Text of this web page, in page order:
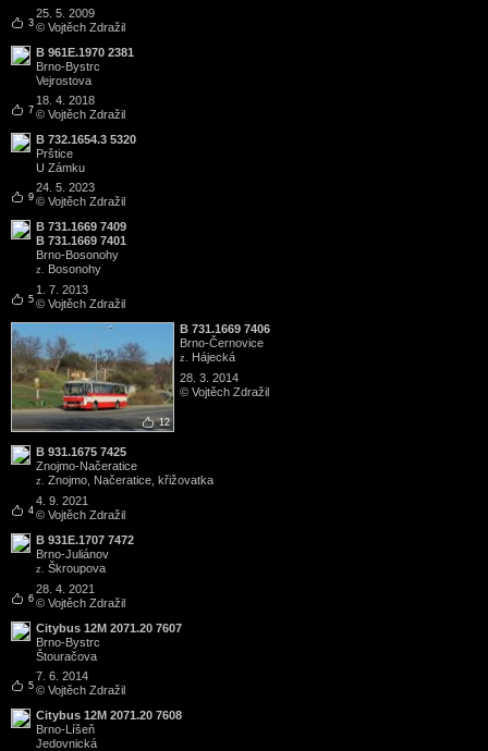
3
25. 5. 2009
© Vojtěch Zdražil
7
B 961E.1970 2381
Brno-Bystrc
Vejrostova
18. 4. 2018
© Vojtěch Zdražil
9
B 732.1654.3 5320
Prštice
U Zámku
24. 5. 2023
© Vojtěch Zdražil
5
B 731.1669 7409
B 731.1669 7401
Brno-Bosonohy
z. Bosonohy
1. 7. 2013
© Vojtěch Zdražil
12
B 731.1669 7406
Brno-Černovice
z. Hájecká
28. 3. 2014
© Vojtěch Zdražil
4
B 931.1675 7425
Znojmo-Načeratice
z.
Znojmo, Načeratice, křižovatka
4. 9. 2021
© Vojtěch Zdražil
6
B 931E.1707 7472
Brno-Juliánov
z.
Škroupova
28. 4. 2021
© Vojtěch Zdražil
5
Citybus 12M 2071.20 7607
Brno-Bystrc
Štouračova
7. 6. 2014
© Vojtěch Zdražil
Citybus 12M 2071.20 7608
Brno-Líšeň
Jedovnická